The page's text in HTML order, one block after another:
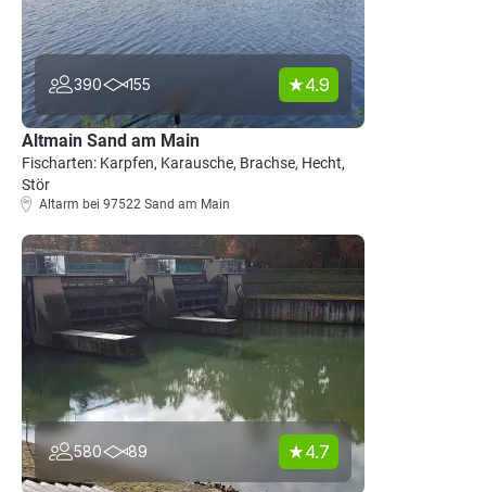
390 155 4.9
Altmain Sand am Main
Fischarten: Karpfen, Karausche, Brachse, Hecht,
Stör
Altarm bei 97522 Sand am Main
580 89 4.7